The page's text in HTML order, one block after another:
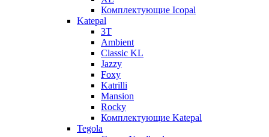
Комплектующие Icopal
Katepal
3T
Ambient
Classic KL
Jazzy
Foxy
Katrilli
Mansion
Rocky
Комплектующие Katepal
Tegola